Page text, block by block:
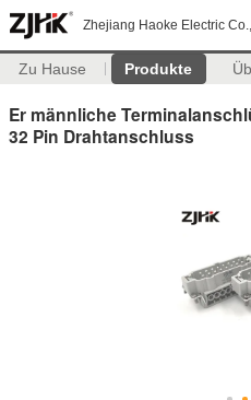
Zhejiang Haoke Electric
Zu Hause Produkte
Er männliche
32 Pin Drahtanschluss